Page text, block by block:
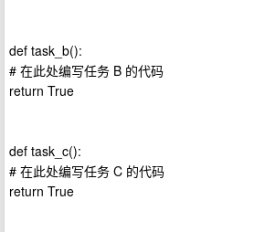
def task_b():
# 在此处编写任务 B 的代码
return True
def task_c():
# 在此处编写任务 C 的代码
return True